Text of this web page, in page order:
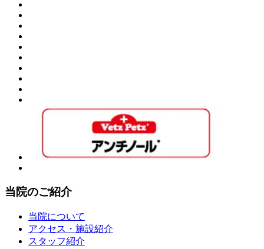
当院のご紹介
当院について
アクセス・施設紹介
スタッフ紹介